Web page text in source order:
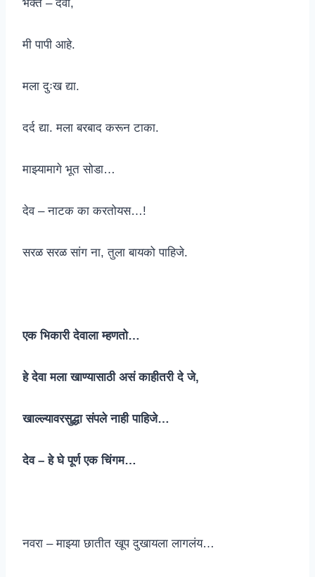
भक्त – देवा,
मी पापी आहे.
मला दुःख द्या.
दर्द द्या. मला बरबाद करून टाका.
माझ्यामागे भूत सोडा…
देव – नाटक का करतोयस…!
सरळ सरळ सांग ना, तुला बायको पाहिजे.
एक भिकारी देवाला म्हणतो…
हे देवा मला खाण्यासाठी असं काहीतरी दे जे,
खाल्ल्यावरसुद्धा संपले नाही पाहिजे…
देव – हे घे पूर्ण एक चिंगम…
नवरा – माझ्या छातीत खूप दुखायला लागलंय…